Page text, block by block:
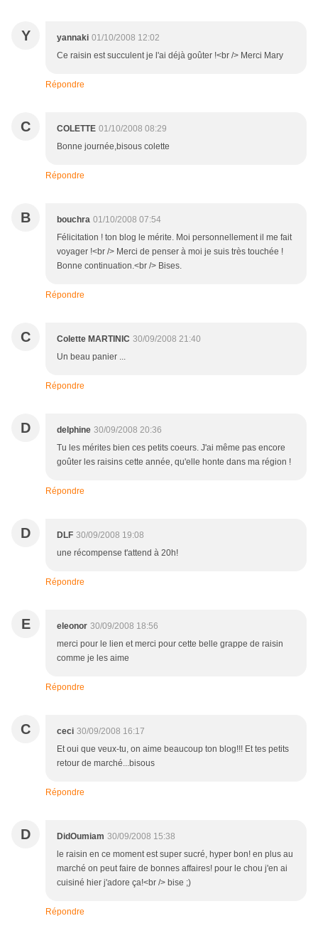
Y yannaki 01/10/2008 12:02
Ce raisin est succulent je l'ai déjà goûter !<br /> Merci Mary
Répondre
C COLETTE 01/10/2008 08:29
Bonne journée,bisous colette
Répondre
B bouchra 01/10/2008 07:54
Félicitation ! ton blog le mérite. Moi personnellement il me fait
voyager !<br /> Merci de penser à moi je suis très touchée !
Bonne continuation.<br /> Bises.
Répondre
C Colette MARTINIC 30/09/2008 21:40
Un beau panier ...
Répondre
D delphine 30/09/2008 20:36
Tu les mérites bien ces petits coeurs. J'ai même pas encore
goûter les raisins cette année, qu'elle honte dans ma région !
Répondre
D DLF 30/09/2008 19:08
une récompense t'attend à 20h!
Répondre
E eleonor 30/09/2008 18:56
merci pour le lien et merci pour cette belle grappe de raisin
comme je les aime
Répondre
C ceci 30/09/2008 16:17
Et oui que veux-tu, on aime beaucoup ton blog!!! Et tes petits
retour de marché...bisous
Répondre
D DidOumiam 30/09/2008 15:38
le raisin en ce moment est super sucré, hyper bon! en plus au
marché on peut faire de bonnes affaires! pour le chou j'en ai
cuisiné hier j'adore ça!<br /> bise ;)
Répondre